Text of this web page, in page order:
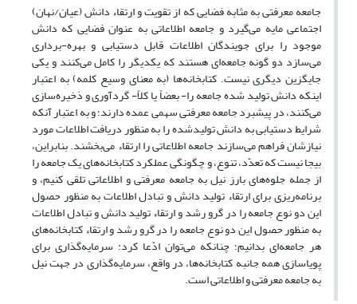
جامعه معرفتی به مثابه فضایی که از تقویت و ارتقاء دانش (عیان/نهان)
اجتماعی مایه می‌گیرد و جامعه اطلاعاتی به عنوان فضایی که دانش
موجود را برای جویندگان اطلاعات قابل دستیابی و بهره-برداری
می‌سازد دو گونه جامعه‌ای هستند که یکدیگر را کامل می‌کنند و یکی
جایگزین دیگری نیست. کتابخانه‌ها (به معنای وسیع کلمه) به اعتبار
اینکه دانش تولید شده جامعه را- بعضاً یا کلاً- گردآوری و ذخیره‌سازی
می‌کنند، در پیشبرد جامعه معرفتی سهمی عمده دارند؛ و به اعتبار آنکه
شرایط دستیابی به دانش تولیدشده را به منظور دریافت اطلاعات مورد
نیازشان فراهم می‌سازند جامعه اطلاعاتی را ارتقاء می‌بخشند. بنابراین،
بیجا نیست که تعدّد، تنوع، و چگونگی عملکرد کتابخانه‌های یک جامعه را
از جمله جلوه‌های بارز نیل به جامعه معرفتی و اطلاعاتی تلقی کنیم، و
برنامه‌ریزی برای ارتقاء تولید دانش و تبادل اطلاعات به منظور حصول
این دو نوع جامعه را در گرو رشد و ارتقاء تولید دانش و تبادل اطلاعات
به منظور حصول این دو نوع جامعه را در گرو رشد و ارتقاء کتابخانه‌های
هر جامعه‌ای بدانیم؛ چنانکه می‌توان ادّعا کرد: سرمایه‌گذاری برای
پویاسازی همه جانبه کتابخانه‌ها، در واقع، سرمایه‌گذاری در جهت نیل
به جامعه معرفتی و اطلاعاتی است.